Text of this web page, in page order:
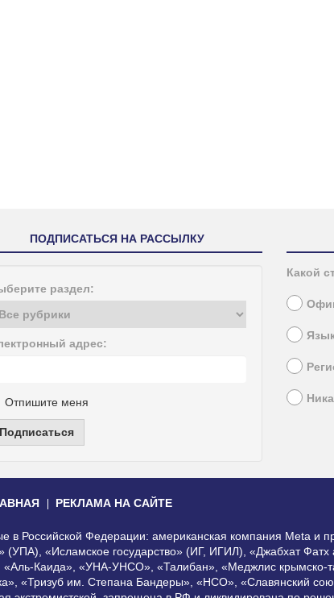
ПОДПИСАТЬСЯ НА РАССЫЛКУ
раздел:
адрес:
Отпишите меня
Подписаться
Какой
РЕКЛАМА НА САЙТЕ
в Российской Федерации: американская компания Meta и
(УПА), «Исламское государство» (ИГ, ИГИЛ), «Джабхат
Каида», «УНА-УНСО», «Талибан», «Меджлис крымско-
«Тризуб им. Степана Бандеры», «НСО», «Славянский